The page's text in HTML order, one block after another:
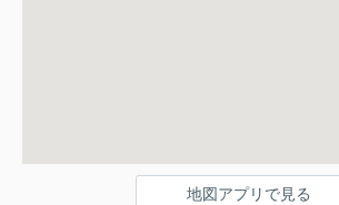
地図アプリで見る